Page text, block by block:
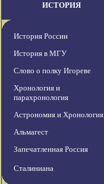
ИСТОРИЯ
История России
История в МГУ
Слово о полку Игореве
Хронология и
парахронология
Астрономия и Хронология
Альмагест
Запечатленная Россия
Сталиниана